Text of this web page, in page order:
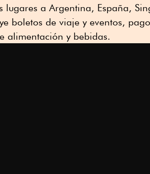
a Argentina, España,
boletos de viaje y eventos,
alimentación y bebidas.